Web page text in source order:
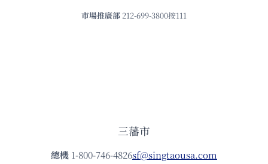
市場推廣部 212-699-3800按111
三藩市
總機 1-800-746-4826sf@singtaousa.com